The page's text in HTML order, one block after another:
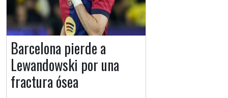
Barcelona pierde a
Lewandowski por una
fractura ósea